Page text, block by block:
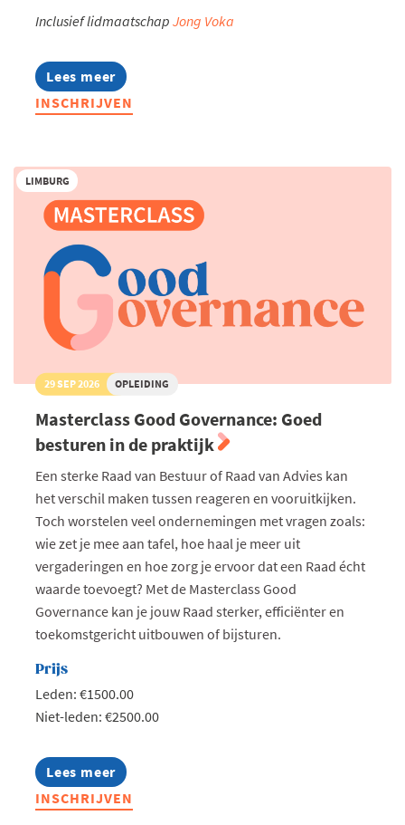
Inclusief lidmaatschap Jong Voka
Lees meer
about
Jonge
Ondernemers
INSCHRIJVEN
LIMBURG
29 SEP 2026 OPLEIDING
Masterclass Good Governance: Goed
besturen in de praktijk
Een sterke Raad van Bestuur of Raad van Advies kan
het verschil maken tussen reageren en vooruitkijken.
Toch worstelen veel ondernemingen met vragen zoals:
wie zet je mee aan tafel, hoe haal je meer uit
vergaderingen en hoe zorg je ervoor dat een Raad écht
waarde toevoegt? Met de Masterclass Good
Governance kan je jouw Raad sterker, efficiënter en
toekomstgericht uitbouwen of bijsturen.
Prijs
Leden: €1500.00
Niet-leden: €2500.00
Lees meer
about
Masterclass
Good
INSCHRIJVEN